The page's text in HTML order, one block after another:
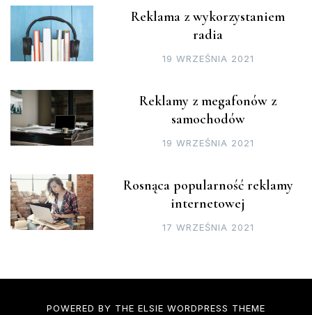
Reklama z wykorzystaniem
radia
19 WRZEŚNIA 2021
Reklamy z megafonów z
samochodów
19 WRZEŚNIA 2021
Rosnąca popularność reklamy
internetowej
17 WRZEŚNIA 2021
POWERED BY THE ELSIE WORDPRESS THEME